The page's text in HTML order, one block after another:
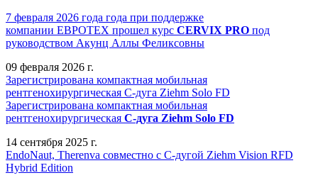
7 февраля 2026 года года при поддержке
компании ЕВРОТЕХ прошел курс CERVIX PRO под
руководством Акунц Аллы Феликсовны
09 февраля 2026 г.
Зарегистрирована компактная мобильная
рентгенохирургическая С-дуга Ziehm Solo FD
Зарегистрирована компактная мобильная
рентгенохирургическая С-дуга Ziehm Solo FD
14 сентября 2025 г.
EndoNaut, Therenva совместно с С-дугой Ziehm Vision RFD
Hybrid Edition